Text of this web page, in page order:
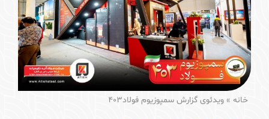
خانه » ویدئوی گزارش سمپوزیوم فولاد۴۰۳